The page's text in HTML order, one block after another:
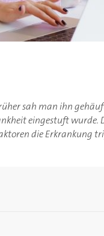
sah man ihn
eingestuft
die Erkrankung